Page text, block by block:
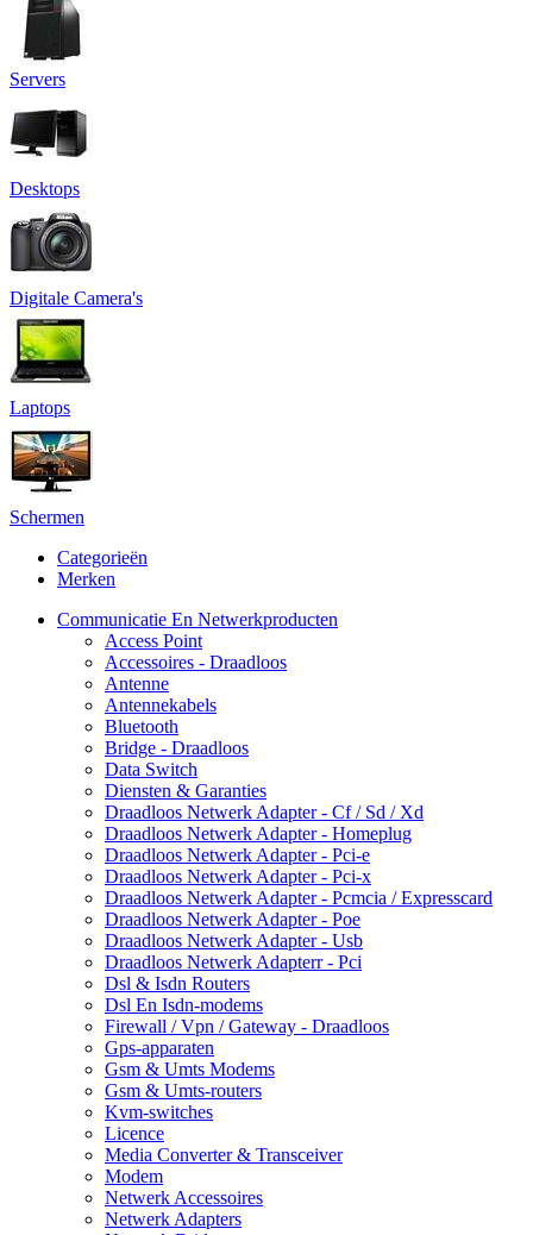
Servers
Desktops
Digitale Camera's
Laptops
Schermen
Categorieën
Merken
Communicatie En Netwerkproducten
Access Point
Accessoires - Draadloos
Antenne
Antennekabels
Bluetooth
Bridge - Draadloos
Data Switch
Diensten & Garanties
Draadloos Netwerk Adapter - Cf / Sd / Xd
Draadloos Netwerk Adapter - Homeplug
Draadloos Netwerk Adapter - Pci-e
Draadloos Netwerk Adapter - Pci-x
Draadloos Netwerk Adapter - Pcmcia / Expresscard
Draadloos Netwerk Adapter - Poe
Draadloos Netwerk Adapter - Usb
Draadloos Netwerk Adapterr - Pci
Dsl & Isdn Routers
Dsl En Isdn-modems
Firewall / Vpn / Gateway - Draadloos
Gps-apparaten
Gsm & Umts Modems
Gsm & Umts-routers
Kvm-switches
Licence
Media Converter & Transceiver
Modem
Netwerk Accessoires
Netwerk Adapters